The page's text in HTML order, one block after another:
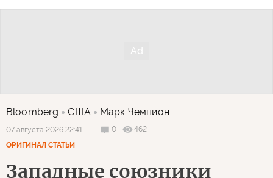
Bloomberg США Марк Чемпион
07 августа 2026 22:41 0
462
ОРИГИНАЛ СТАТЬИ
Западные союзники